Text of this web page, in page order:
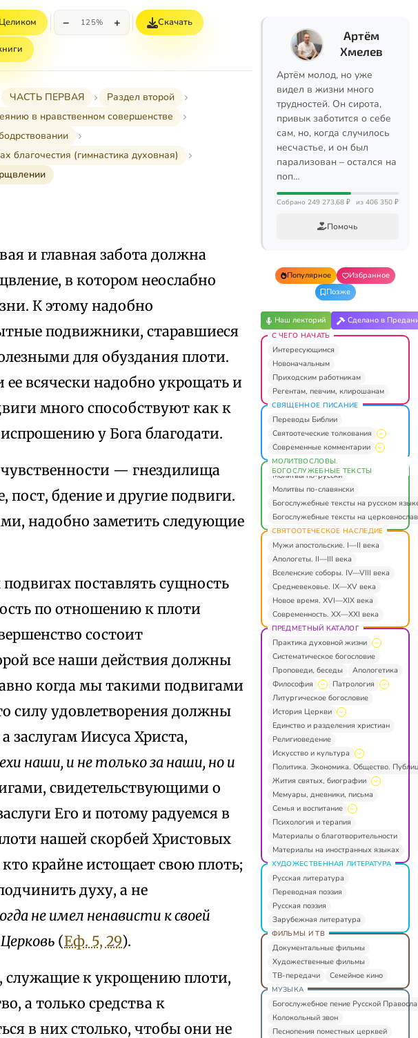
− 125% + Скачать
ЧАСТЬ ПЕРВАЯ
Раздел второй
в нравственном совершенстве
благочестия (гимнастика духовная)
и главная забота должна
в котором неослабно
К этому надобно
подвижники, старавшиеся
для обуздания плоти.
всячески надобно укрощать и
много способствуют как к
у Бога благодати.
— гнездилища
пост, бдение и другие подвиги.
надобно заметить следующие
поставлять сущность
по отношению к плоти
состоит
все наши действия должны
когда мы такими подвигами
силу удовлетворения должны
заслугам Иисуса Христа,
наши, и не только за наши, но и
свидетельствующими о
Его и потому радуемся в
нашей скорбей Христовых
крайне истощает свою плоть;
духу, а не
не имел ненависти к своей
(Еф. 5, 29).
служащие к укрощению плоти,
а только средства к
в них столько, чтобы они не
Артём
Хмелев
Артём молод, но уже
видел в жизни много
трудностей. Он сирота,
привык заботится о себе
сам, но, когда случилось
несчастье, и он был
парализован – остался на
поп…
Собрано 249 273,68 ₽ из 406 350 ₽
Помочь
Популярное
Избранное
Позже
Наш лекторий Сделано в
С ЧЕГО НАЧАТЬ
Интересующимся
Новоначальным
Приходским работникам
Регентам, певчим, клирошанам
СВЯЩЕННОЕ ПИСАНИЕ
Переводы Библии
Святоотеческие толкования
Современные комментарии
МОЛИТВОСЛОВЫ.
БОГОСЛУЖЕБНЫЕ ТЕКСТЫ
Молитвы по-русски
Молитвы по-славянски
Богослужебные тексты на русском
Богослужебные тексты на
СВЯТООТЕЧЕСКОЕ НАСЛЕДИЕ
Мужи апостольские. I—II века
Апологеты. II—III века
Вселенские соборы. IV—VIII века
Средневековье. IX—XV века
Новое время. XVI—XIX века
Современность. XX—XXI века
ПРЕДМЕТНЫЙ КАТАЛОГ
Практика духовной жизни
Систематическое богословие
Проповеди, беседы
Апологетика
Философия
Патрология
Литургическое богословие
История Церкви
Единство и разделения христиан
Религиоведение
Искусство и культура
Политика. Экономика. Общество.
Жития святых, биографии
Мемуары, дневники, письма
Семья и воспитание
Психология и терапия
Материалы о благотворительности
Материалы на иностранных языках
ХУДОЖЕСТВЕННАЯ ЛИТЕРАТУРА
Русская литература
Переводная поэзия
Русская поэзия
Зарубежная литература
ФИЛЬМЫ И ТВ
Документальные фильмы
Художественные фильмы
ТВ-передачи
Семейное кино
МУЗЫКА
Богослужебное пение Русской
Колокольный звон
Песнопения поместных церквей